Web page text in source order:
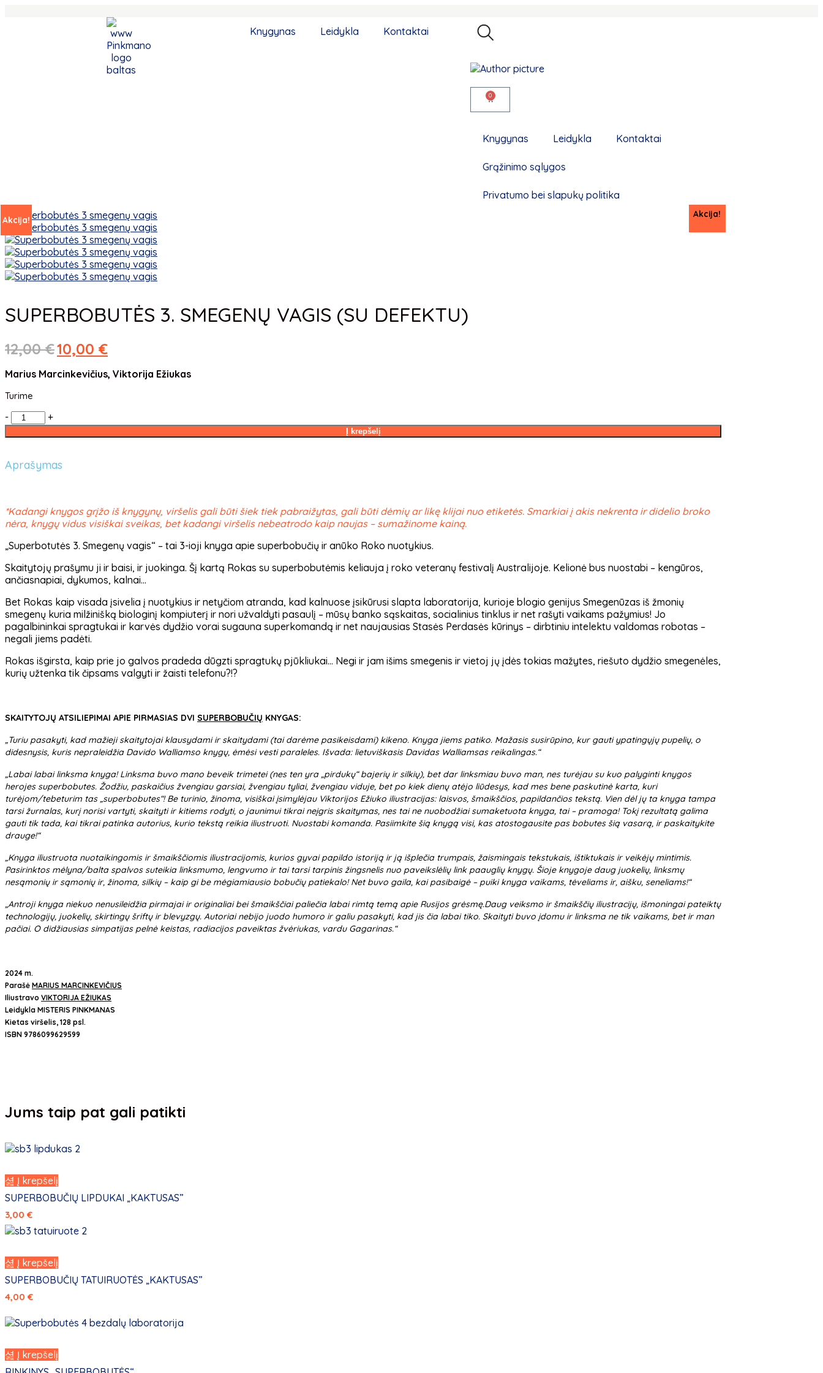
Knygynas
Leidykla Kontaktai
0
Knygynas Leidykla Kontaktai
Grąžinimo sąlygos
Privatumo bei slapukų politika
Akcija!
SUPERBOBUTĖS 3. SMEGENŲ VAGIS (SU DEFEKTU)
12,00€10,00 €
Marius Marcinkevičius, Viktorija Ežiukas
Turime
- +
Į krepšelį
Aprašymas
*Kadangi knygos grįžo iš knygynų, viršelis gali būti šiek tiek pabraižytas, gali būti dėmių ar likę klijai nuo etiketės. Smarkiai į akis nekrenta ir didelio broko
nėra, knygų vidus visiškai sveikas, bet kadangi viršelis nebeatrodo kaip naujas – sumažinome kainą.
„Superbotutės 3. Smegenų vagis“ – tai 3-ioji knyga apie superbobučių ir anūko Roko nuotykius.
Skaitytojų prašymu ji ir baisi, ir juokinga. Šį kartą Rokas su superbobutėmis keliauja į roko veteranų festivalį Australijoje. Kelionė bus nuostabi – kengūros,
ančiasnapiai, dykumos, kalnai…
Bet Rokas kaip visada įsivelia į nuotykius ir netyčiom atranda, kad kalnuose įsikūrusi slapta laboratorija, kurioje blogio genijus Smegenūzas iš žmonių
smegenų kuria milžinišką biologinį kompiuterį ir nori užvaldyti pasaulį – mūsų banko sąskaitas, socialinius tinklus ir net rašyti vaikams pažymius! Jo
pagalbininkai spragtukai ir karvės dydžio vorai sugauna superkomandą ir net naujausias Stasės Perdasės kūrinys – dirbtiniu intelektu valdomas robotas –
negali jiems padėti.
Rokas išgirsta, kaip prie jo galvos pradeda dūgzti spragtukų pjūkliukai… Negi ir jam išims smegenis ir vietoj jų įdės tokias mažytes, riešuto dydžio smegenėles,
kurių užtenka tik čipsams valgyti ir žaisti telefonu?!?
SKAITYTOJŲ ATSILIEPIMAI APIE PIRMASIAS DVI SUPERBOBUČIŲ KNYGAS:
„Turiu pasakyti, kad mažieji skaitytojai klausydami ir skaitydami (tai darėme pasikeisdami) kikeno. Knyga jiems patiko. Mažasis susirūpino, kur gauti ypatingųjų pupelių, o
didesnysis, kuris nepraleidžia Davido Walliamso knygų, ėmėsi vesti paraleles. Išvada: lietuviškasis Davidas Walliamsas reikalingas.“
„Labai labai linksma knyga! Linksma buvo mano beveik trimetei (nes ten yra „pirdukų“ bajerių ir silkių), bet dar linksmiau buvo man, nes turėjau su kuo palyginti knygos
herojes superbobutes. Žodžiu, paskaičius žvengiau garsiai, žvengiau tyliai, žvengiau viduje, bet po kiek dienų atėjo liūdesys, kad mes bene paskutinė karta, kuri
turėjom/tebeturim tas „superbobutes“! Be turinio, žinoma, visiškai įsimylėjau Viktorijos Ežiuko iliustracijas: laisvos, šmaikščios, papildančios tekstą. Vien dėl jų ta knyga tampa
tarsi žurnalas, kurį norisi vartyti, skaityti ir kitiems rodyti, o jaunimui tikrai neįgris skaitymas, nes tai ne nuobodžiai sumaketuota knyga, tai – pramoga! Tokį rezultatą galima
gauti tik tada, kai tikrai patinka autorius, kurio tekstą reikia iliustruoti. Nuostabi komanda. Pasiimkite šią knygą visi, kas atostogausite pas bobutes šią vasarą, ir paskaitykite
drauge!“
„Knyga iliustruota nuotaikingomis ir šmaikščiomis iliustracijomis, kurios gyvai papildo istoriją ir ją išplečia trumpais, žaismingais tekstukais, ištiktukais ir veikėjų mintimis.
Pasirinktos mėlyna/balta spalvos suteikia linksmumo, lengvumo ir tai tarsi tarpinis žingsnelis nuo paveikslėlių link paauglių knygų. Šioje knygoje daug juokelių, linksmų
nesąmonių ir sąmonių ir, žinoma, silkių – kaip gi be mėgiamiausio bobučių patiekalo! Net buvo gaila, kai pasibaigė – puiki knyga vaikams, tėveliams ir, aišku, seneliams!“
„Antroji knyga niekuo nenusileidžia pirmajai ir originaliai bei šmaikščiai paliečia labai rimtą temą apie Rusijos grėsmę.Daug veiksmo ir šmaikščių iliustracijų, išmoningai pateiktų
technologijų, juokelių, skirtingų šriftų ir blevyzgų. Autoriai nebijo juodo humoro ir galiu pasakyti, kad jis čia labai tiko. Skaityti buvo įdomu ir linksma ne tik vaikams, bet ir man
pačiai. O didžiausias simpatijas pelnė keistas, radiacijos paveiktas žvėriukas, vardu Gagarinas.“
2024 m.
Parašė MARIUS MARCINKEVIČIUS
Iliustravo VIKTORIJA EŽIUKAS
Leidykla MISTERIS PINKMANAS
Kietas viršelis, 128 psl.
ISBN 9786099629599
Jums taip pat gali patikti
Į krepšelį
SUPERBOBUČIŲ LIPDUKAI „KAKTUSAS”
3,00 €
Į krepšelį
SUPERBOBUČIŲ TATUIRUOTĖS „KAKTUSAS”
4,00 €
Akcija!
Į krepšelį